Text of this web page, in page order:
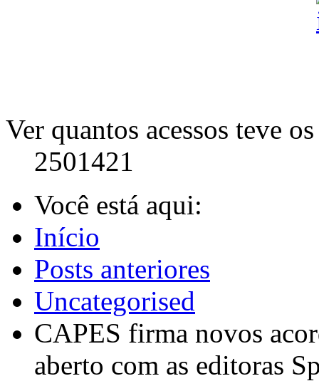
Ver quantos acessos teve
2501421
Você está aqui:
Início
Posts anteriores
Uncategorised
CAPES firma novos
aberto com as editoras